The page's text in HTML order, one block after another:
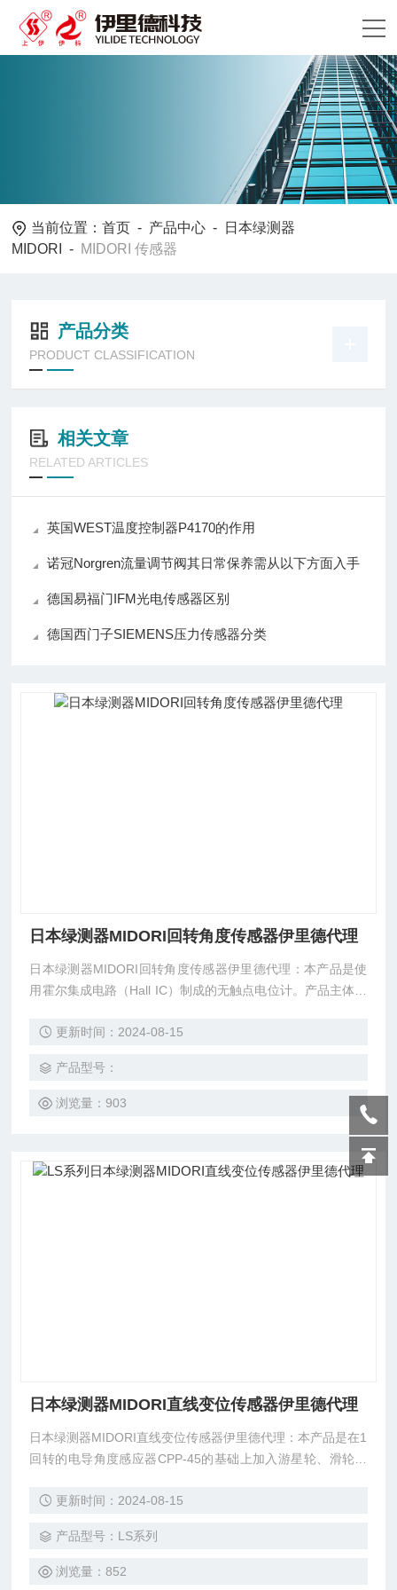
当前位置：首页 - 产品中心 -
日本绿测器
MIDORI
- MIDORI 传感器
产品分类
PRODUCT CLASSIFICATION
相关文章
RELATED ARTICLES
英国WEST温度控制器P4170的作用
诺冠Norgren流量调节阀其日常保养需从以下方面入手
德国易福门IFM光电传感器区别
德国西门子SIEMENS压力传感器分类
日本绿测器MIDORI回转角度传感器伊里德代理
日本绿测器MIDORI回转角度传感器伊里德代理：本产品是使
用霍尔集成电路（Hall IC）制成的无触点电位计。产品主体是
更新时间：2024-08-15
产品型号：
浏览量：903
日本绿测器MIDORI直线变位传感器伊里德代理
日本绿测器MIDORI直线变位传感器伊里德代理：本产品是在1
回转的电导角度感应器CPP-45的基础上加入游星轮、滑轮、
00㎜，主体设计紧凑，钢丝牵引简单。为防止钢丝松弛，更设
更新时间：2024-08-15
产品型号：LS系列
浏览量：852